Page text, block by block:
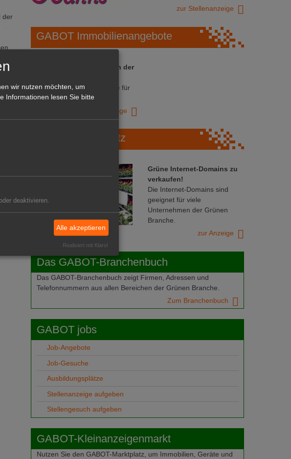
der
zur Stellenanzeige
GABOT Immobilienangebote
1A-Lage, ihre Chance in der
Repräsentative Immobilie für
IHREN Betrieb!
zur Anzeige
GABOT Marktplatz
Grüne Internet-Domains zu
verkaufen!
Die Internet-Domains sind
geeignet für viele
Unternehmen der Grünen
Branche.
zur Anzeige
Das GABOT-Branchenbuch
Das GABOT-Branchenbuch zeigt Firmen, Adressen und
Telefonnummern aus allen Bereichen der Grünen Branche.
Zum Branchenbuch
GABOT jobs
Job-Angebote
Job-Gesuche
Ausbildungsplätze
Stellenanzeige aufgeben
Stellengesuch aufgeben
GABOT-Kleinanzeigenmarkt
Nutzen Sie den GABOT-Marktplatz, um Immobilien, Geräte und
wir nutzen möchten, um
Informationen lesen Sie bitte
deaktivieren.
Alle akzeptieren
Realisiert mit Klaro!